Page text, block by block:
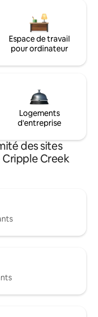
Espace de travail
pour ordinateur
Logements
d'entreprise
des sites
Creek